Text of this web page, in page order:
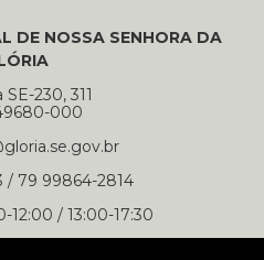
DE NOSSA SENHORA DA
230, 311
000
/ 79 99864-2814
12:00 / 13:00-17:30